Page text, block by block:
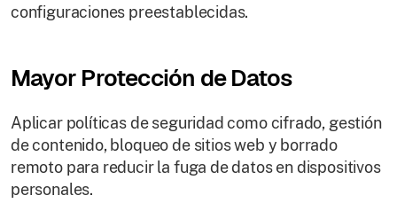
configuraciones preestablecidas.
Mayor Protección de Datos
Aplicar políticas de seguridad como cifrado, gestión
de contenido, bloqueo de sitios web y borrado
remoto para reducir la fuga de datos en dispositivos
personales.